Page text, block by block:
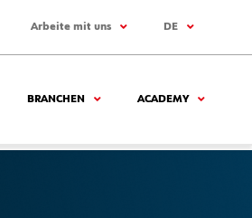
Arbeite mit uns DE
BRANCHEN ACADEMY